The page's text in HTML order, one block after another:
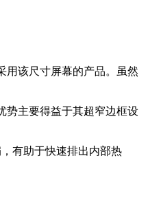
用该尺寸屏幕的产品。虽然
势主要得益于其超窄边框设
有助于快速排出内部热